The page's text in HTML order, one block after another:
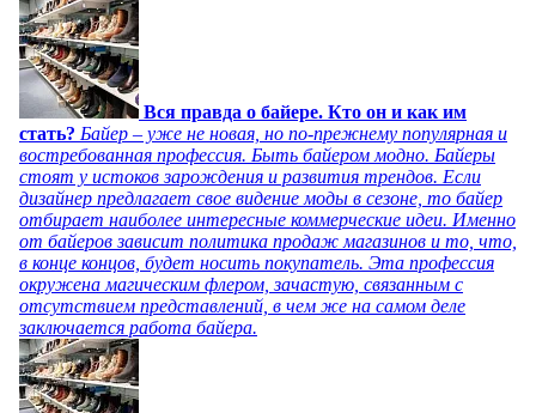
Вся правда о байере. Кто он и как им
стать? Байер – уже не новая, но по-прежнему популярная и
востребованная профессия. Быть байером модно. Байеры
стоят у истоков зарождения и развития трендов. Если
дизайнер предлагает свое видение моды в сезоне, то байер
отбирает наиболее интересные коммерческие идеи. Именно
от байеров зависит политика продаж магазинов и то, что,
в конце концов, будет носить покупатель. Эта профессия
окружена магическим флером, зачастую, связанным с
отсутствием представлений, в чем же на самом деле
заключается работа байера.